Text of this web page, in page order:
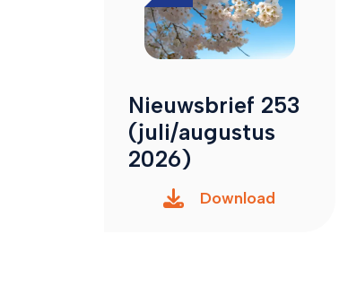
Nieuwsbrief 253
(juli/augustus
2026)
Download